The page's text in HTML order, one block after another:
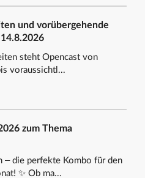
und vorübergehende
steht Opencast von
voraussichtl...
zum Thema
– die perfekte Kombo für den
✨ Ob ma...